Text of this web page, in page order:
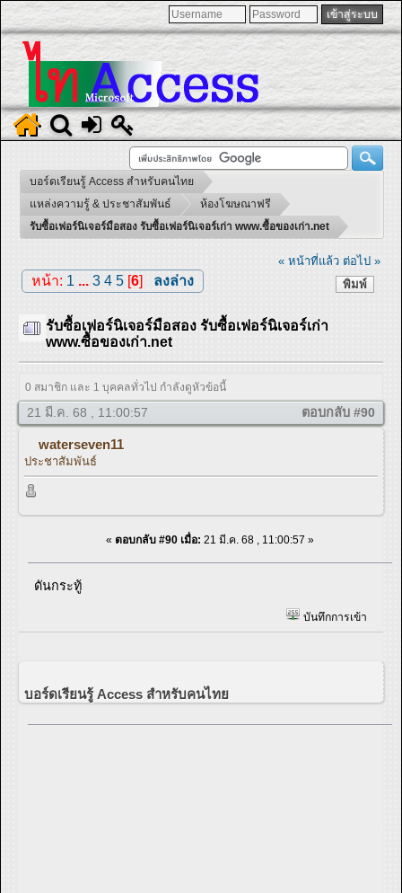
บอร์ดเรียนรู้ Access สำหรับคนไทย
แหล่งความรู้ & ประชาสัมพันธ์
ห้องโฆษณาฟรี
รับซื้อเฟอร์นิเจอร์มือสอง รับซื้อเฟอร์นิเจอร์เก่า www.ซื้อของเก่า.net
« หน้าที่แล้ว ต่อไป »
พิมพ์
หน้า: 1 ... 3 4 5[6] ลงล่าง
รับซื้อเฟอร์นิเจอร์มือสอง รับซื้อเฟอร์นิเจอร์เก่า
www.ซื้อของเก่า.net
0 สมาชิก และ 1 บุคคลทั่วไป กำลังดูหัวข้อนี้
21 มี.ค. 68 , 11:00:57 ตอบกลับ #90
waterseven11
ประชาสัมพันธ์
« ตอบกลับ #90 เมื่อ: 21 มี.ค. 68 , 11:00:57 »
ดันกระทู้
บันทึกการเข้า
บอร์ดเรียนรู้ Access สำหรับคนไทย